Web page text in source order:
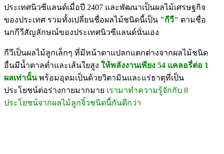
ประเทศนิวซีแลนด์เมื่อปี 2407 และพัฒนาเป็นผลไม้เศรษฐกิจ
ของประเทศ รวมทั้งเปลี่ยนชื่อผลไม้ชนิดนี้เป็น "กีวี" ตามชื่อ
นกกีวีสัญลักษณ์ของประเทศนิวซีแลนด์นั่นเอง
กีวีเป็นผลไม้ลูกเล็กๆ ที่มีหน้าตาแปลกแตกต่างจากผลไม้ชนิด
อื่นมีน้ำตาลต่ำและเส้นใยสูง ให้พลังงานเพียง 54 แคลอรี่ต่อ 1
ผลเท่านั้นพร้อมอุดมเป็นด้วยวิตามินและแร่ธาตุที่เป็น
ประโยชน์ต่อร่างกายมากมาย เรามาทำความรู้จักกับ 8
ประโยชน์จากผลไม้ลูกจิ๋วชนิดนี้กันดีกว่า